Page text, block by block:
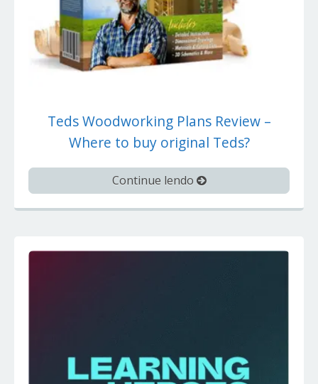
Teds Woodworking Plans Review –
Where to buy original Teds?
Continue lendo